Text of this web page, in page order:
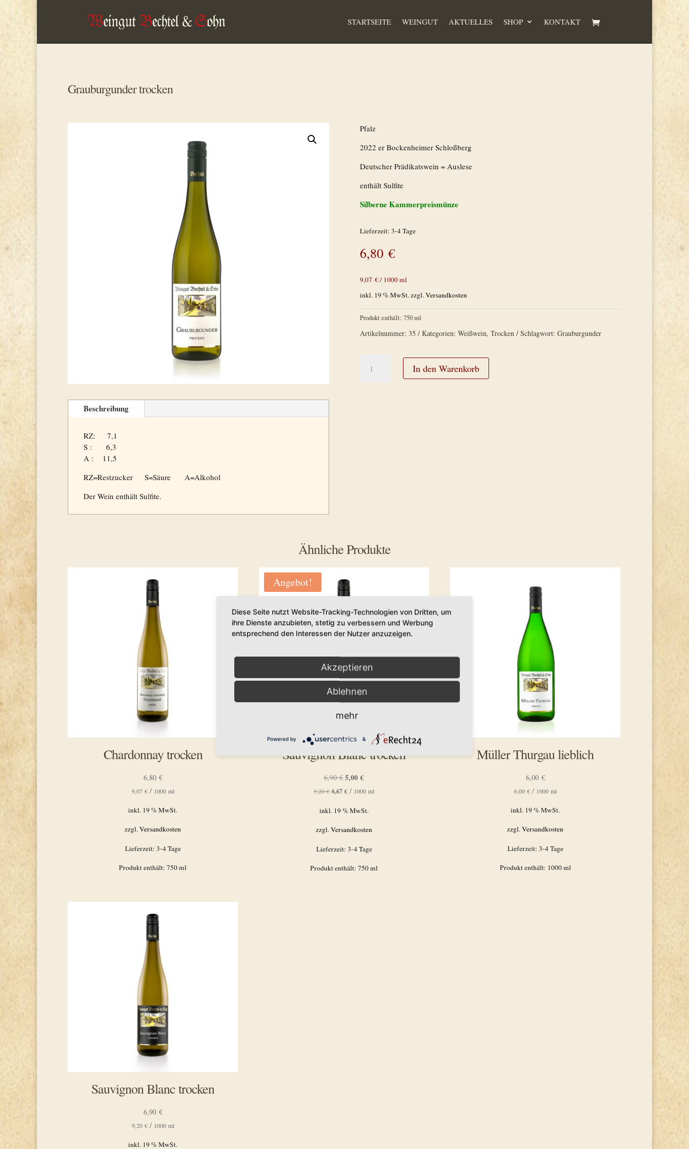
STARTSEITE WEINGUT AKTUELLES SHOP KONTAKT
Grauburgunder trocken
Beschreibung
RZ: 7,1
S : 6,3
A : 11,5
RZ=Restzucker S=Säure A=Alkohol
Der Wein enthält Sulfite.
Pfalz
2022 er Bockenheimer Schloßberg
Deutscher Prädikatswein = Auslese
enthält Sulfite
Silberne Kammerpreismünze
Lieferzeit: 3-4 Tage
6,80 €
9,07 €/ 1000ml
inkl. 19 % MwSt.zzgl.Versandkosten
Produkt enthält: 750ml
Artikelnummer: 35 Kategorien: Weißwein, Trocken Schlagwort: Grauburgunder
Grauburgunder
trocken
In den Warenkorb
Ähnliche Produkte
Chardonnay trocken
6,80 €
9,07 €/ 1000 ml
inkl. 19 % MwSt.
zzgl.Versandkosten
Lieferzeit: 3-4 Tage
Produkt enthält: 750ml
Angebot!
Sauvignon Blanc trocken
6,90€ Ursprünglicher
Preis
5,00€Aktueller
Preis
9,20€ 6,67€ / 1000 ml
inkl. 19 % MwSt.
zzgl.Versandkosten
Lieferzeit: 3-4 Tage
Produkt enthält: 750ml
Müller Thurgau lieblich
6,00 €
6,00 €/ 1000 ml
inkl. 19 % MwSt.
zzgl.Versandkosten
Lieferzeit: 3-4 Tage
Produkt enthält: 1000ml
Sauvignon Blanc trocken
6,90 €
9,20 €/ 1000 ml
inkl. 19 % MwSt.
Diese Seite nutzt Website-Tracking-Technologien von Dritten, um
ihre Dienste anzubieten, stetig zu verbessern und Werbung
entsprechend den Interessen der Nutzer anzuzeigen.
Akzeptieren
Ablehnen
mehr
Powered by &